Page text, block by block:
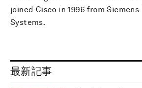
joined Cisco in 1996 from
Systems.
最新記事